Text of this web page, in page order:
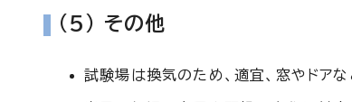
(5) その他
試験場は換気のため、適宜、窓やドア